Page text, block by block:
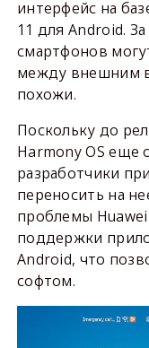
интерфейс на
11 для Android.
смартфонов
между внешним
похожи.
Поскольку до
Harmony OS еще
разработчики
переносить на
проблемы
поддержки
Android, что
софтом.